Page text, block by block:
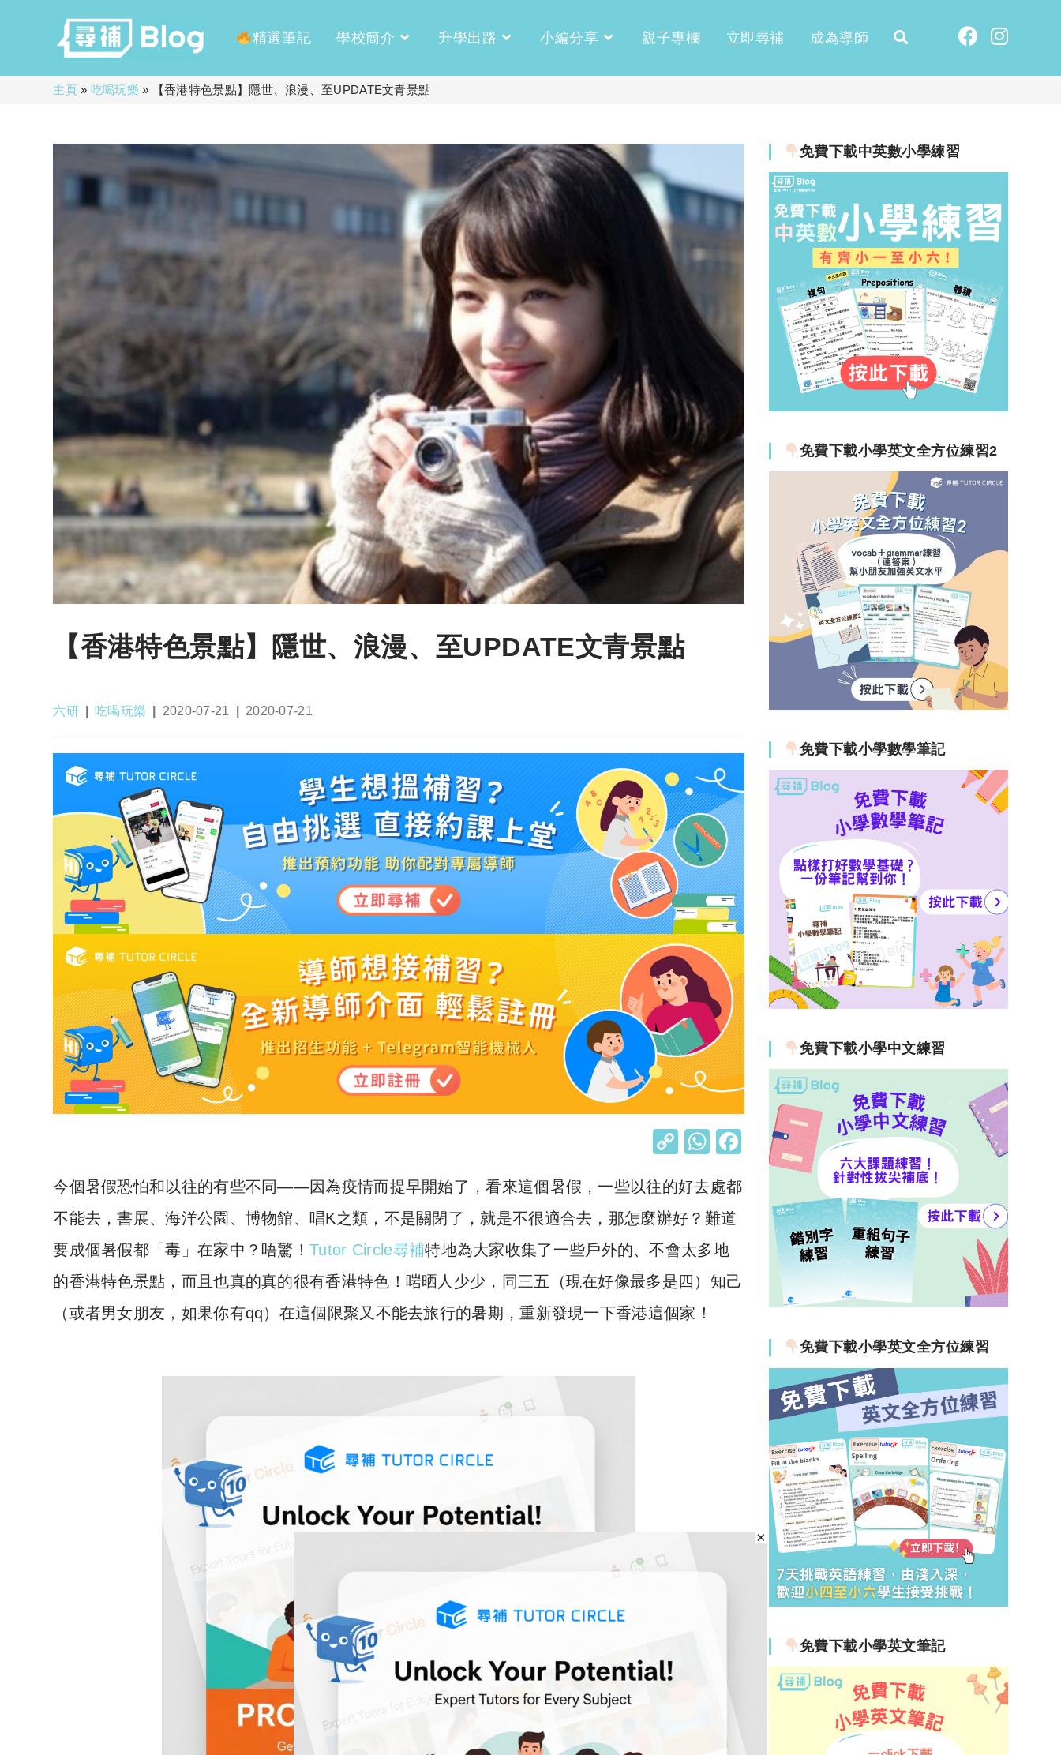
精選筆記 學校簡介 升學出路 小編分享 親子專欄 立即尋補 成為導師
主頁» 吃喝玩樂 » 【香港特色景點】隱世、浪漫、至UPDATE文青景點
【香港特色景點】隱世、浪漫、至UPDATE文青景點
Post
六研
Post
吃喝玩樂
Post
2020-07-21
Post
2020-07-21
C
p
y
Li
n
k
W
at
s
A
p
p
今個暑假恐怕和以往的有些不同——因為疫情而提早開始了，看來這個暑假，一些以往的好去處都
不能去，書展、海洋公園、博物館、唱K之類，不是關閉了，就是不很適合去，那怎麼辦好？難道
要成個暑假都「毒」在家中？唔驚！Tutor Circle尋補特地為大家收集了一些戶外的、不會太多地
的香港特色景點，而且也真的真的很有香港特色！啱晒人少少，同三五（現在好像最多是四）知己
（或者男女朋友，如果你有qq）在這個限聚又不能去旅行的暑期，重新發現一下香港這個家！
免費下載中英數小學練習
免費下載小學英文全方位練習2
免費下載小學數學筆記
免費下載小學中文練習
免費下載小學英文全方位練習
免費下載小學英文筆記